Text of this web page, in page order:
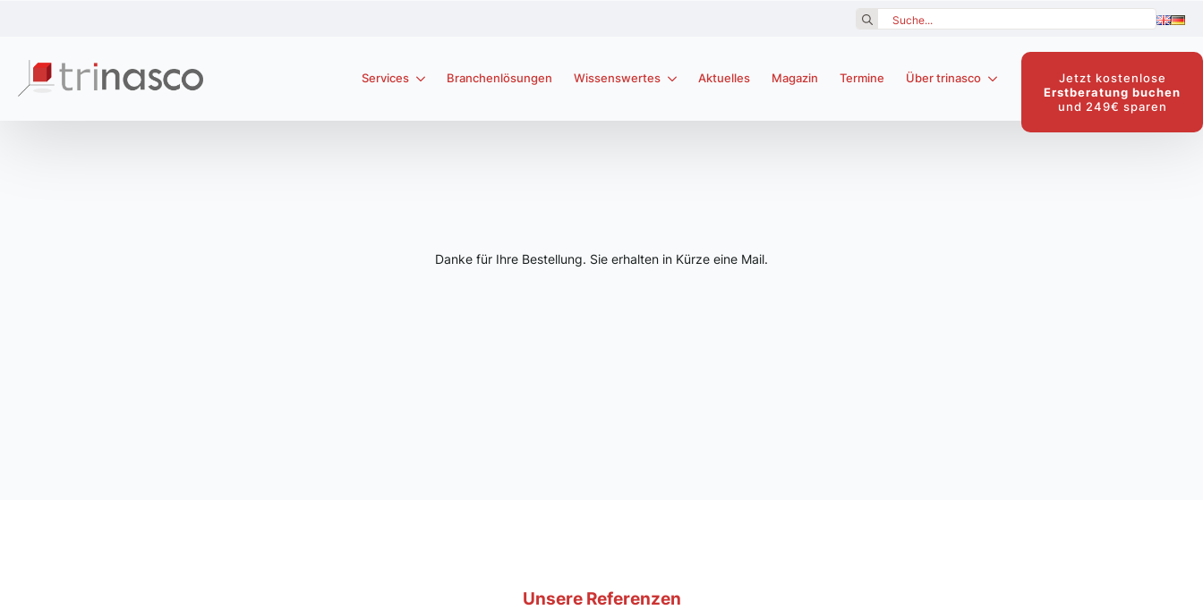
Search
Services Branchenlösungen Wissenswertes Aktuelles Magazin Termine Über trinasco
Jetzt kostenlose
Erstberatung buchen
und 249€ sparen
Danke für Ihre Bestellung. Sie erhalten in Kürze eine Mail.
Unsere Referenzen